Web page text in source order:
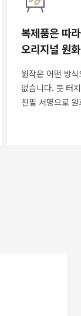
복제품은 따
오리지널 원
원작은 어떤 방
없습니다. 붓 터
친필 서명으로